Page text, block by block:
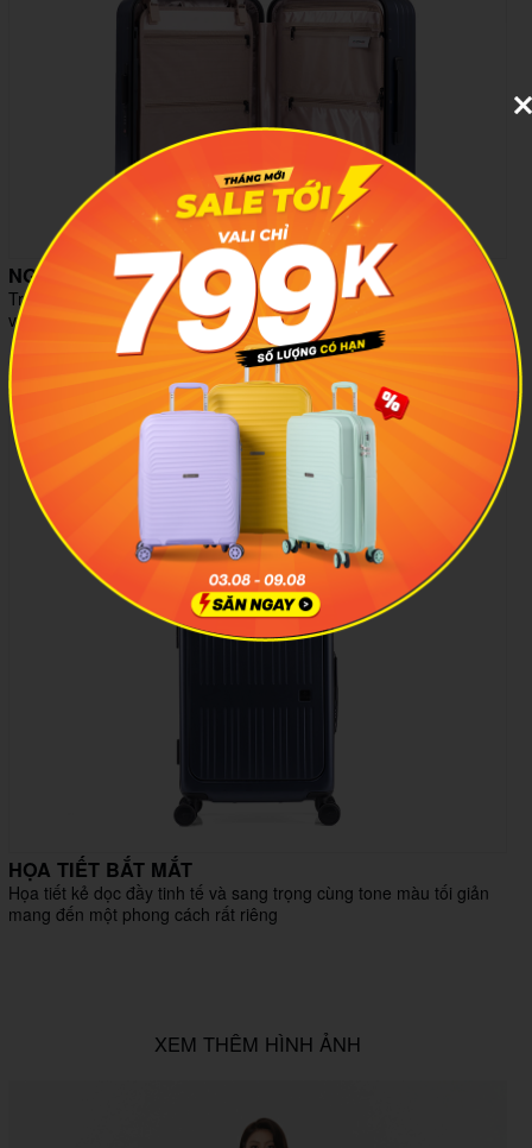
NGĂN CHỨA SANG TRỌNG
Trang bị ngăn chứa tiện lợi bao gồm tấm ngăn chống rơi hành lý
và nhiều ngăn lưới chứa đồ
HỌA TIẾT BẮT MẮT
Họa tiết kẻ dọc đầy tinh tế và sang trọng cùng tone màu tối giản
mang đến một phong cách rất riêng
XEM THÊM HÌNH ẢNH